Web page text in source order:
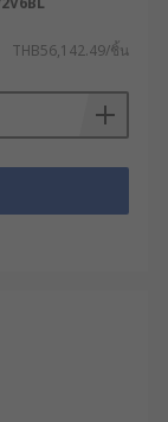
THB56,142.49/ชิ้น